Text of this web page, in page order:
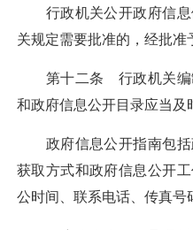
行政机关公开政府信息
关规定需要批准的，经批准
第十二条 行政机关编
和政府信息公开目录应当及
政府信息公开指南包括
获取方式和政府信息公开
公时间、联系电话、传真号